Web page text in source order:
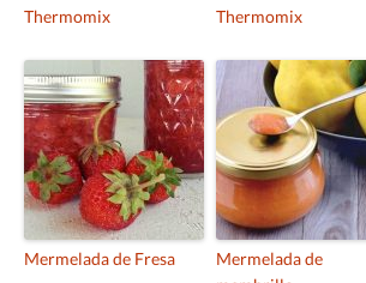
Thermomix
Thermomix
Mermelada de Fresa
Mermelada de